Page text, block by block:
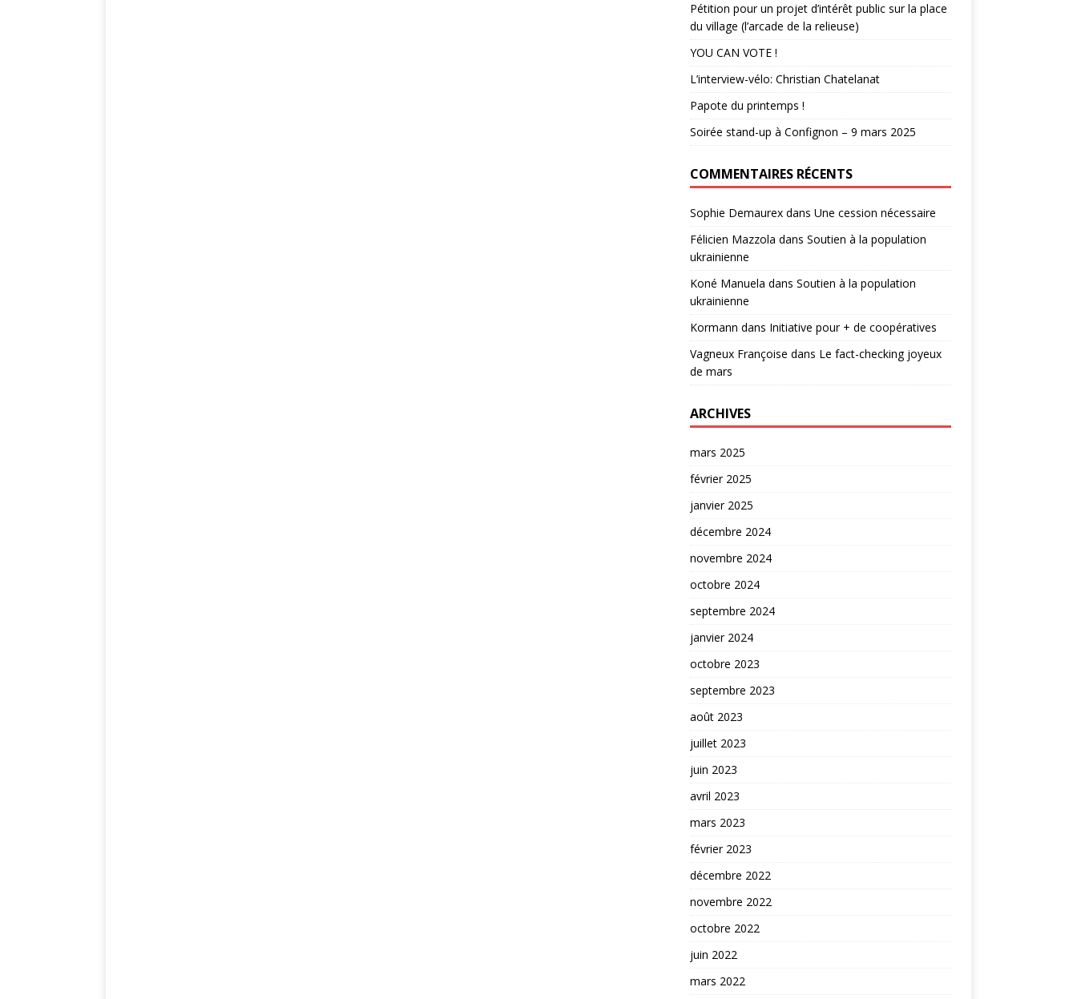
Pétition pour un projet d’intérêt public sur la place
du village (l’arcade de la relieuse)
YOU CAN VOTE !
L’interview-vélo: Christian Chatelanat
Papote du printemps !
Soirée stand-up à Confignon – 9 mars 2025
COMMENTAIRES RÉCENTS
Sophie Demaurexdans Une cession nécessaire
Félicien Mazzola dans Soutien à la population
ukrainienne
Koné Manuela dans Soutien à la population
ukrainienne
Kormann dans Initiative pour + de coopératives
Vagneux Françoise dans Le fact-checking joyeux
de mars
ARCHIVES
mars 2025
février 2025
janvier 2025
décembre 2024
novembre 2024
octobre 2024
septembre 2024
janvier 2024
octobre 2023
septembre 2023
août 2023
juillet 2023
juin 2023
avril 2023
mars 2023
février 2023
décembre 2022
novembre 2022
octobre 2022
juin 2022
mars 2022